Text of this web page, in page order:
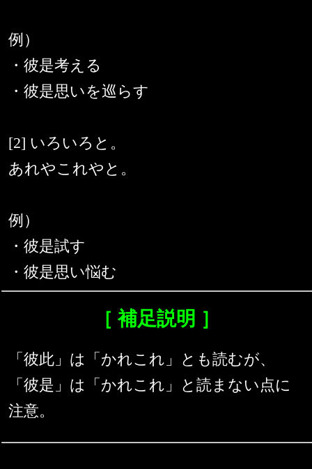
例）
・彼是考える
・彼是思いを巡らす
[2] いろいろと。
あれやこれやと。
例）
・彼是試す
・彼是思い悩む
［ 補足説明 ］
「彼此」は「かれこれ」とも読むが、
「彼是」は「かれこれ」と読まない点に
注意。